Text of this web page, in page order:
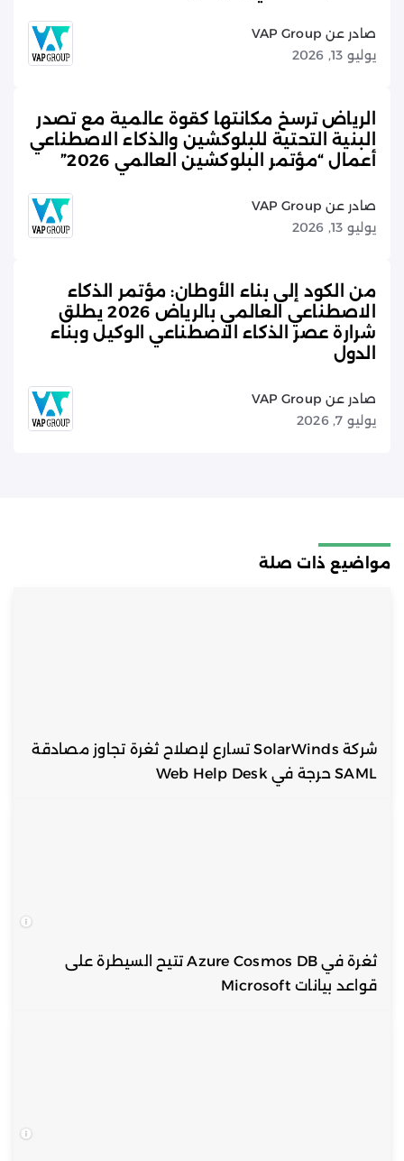
صادر عن VAP Group
يوليو 13, 2026
الرياض ترسخ مكانتها كقوة عالمية مع تصدر
البنية التحتية للبلوكشين والذكاء الاصطناعي
أعمال “مؤتمر البلوكشين العالمي 2026”
صادر عن VAP Group
يوليو 13, 2026
من الكود إلى بناء الأوطان: مؤتمر الذكاء
الاصطناعي العالمي بالرياض 2026 يطلق
شرارة عصر الذكاء الاصطناعي الوكيل وبناء
الدول
صادر عن VAP Group
يوليو 7, 2026
مواضيع ذات صلة
شركة SolarWinds تسارع لإصلاح ثغرة تجاوز مصادقة
SAML حرجة في Web Help Desk
ثغرة في Azure Cosmos DB تتيح السيطرة على
قواعد بيانات Microsoft